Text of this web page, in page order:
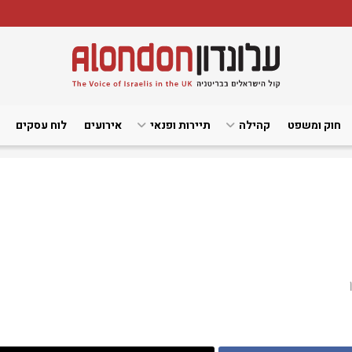
חוק ומשפט קהילה תיירות ופנאי אירועים לוח עסקים